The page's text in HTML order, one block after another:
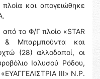
και απογειώθηκε
το Φ/Γ πλοίο «STAR
& Μπαρμπούντα και
(28) αλλοδαποί, οι
Ιαλυσού Ρόδου,
ΙΙΙ» Ν.Ρ.